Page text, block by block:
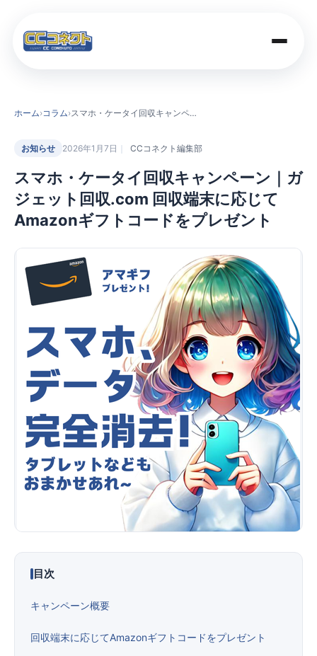
店舗案内
コラム
便利ツール
お問い合わせ
オンラインショップ
ログインする
ホーム›コラム› スマホ・ケータイ回収キャンペーン｜ガジェット回収.com 回収端末に応じてAmazonギフトコードをプレゼント
お知らせ 2026年1月7日 CCコネクト編集部
スマホ・ケータイ回収キャンペーン｜ガ
ジェット回収.com 回収端末に応じて
Amazonギフトコードをプレゼント
目次
キャンペーン概要
回収端末に応じてAmazonギフトコードをプレゼント